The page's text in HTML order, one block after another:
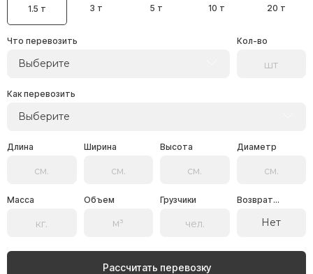
1.5 т 3 т 5 т 10 т 20 т
Что перевозить
Выберите
Кол-во
Как перевозить
Выберите
Длина Ширина Высота Диаметр
Масса Объем Грузчики Возврат...
Нет
Рассчитать перевозку